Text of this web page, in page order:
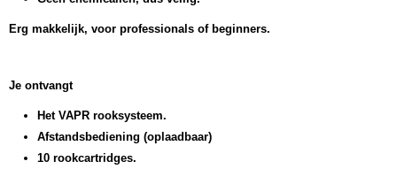
Erg makkelijk, voor professionals of beginners.
Je ontvangt
Het VAPR rooksysteem.
Afstandsbediening (oplaadbaar)
10 rookcartridges.